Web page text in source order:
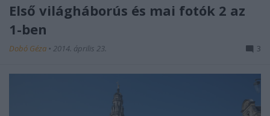
Első világháborús és mai fotók 2 az
1-ben
Dobó Géza • 2014. április 23. 3